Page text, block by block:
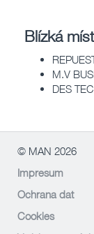
Blízká
M.V
DES
© MAN 2026
Impresum
Ochrana dat
Cookies